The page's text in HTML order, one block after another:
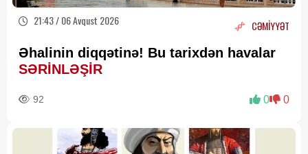
21:43 / 06 Avqust 2026 CƏMİYYƏT
Əhalinin diqqətinə! Bu tarixdən havalar
SƏRİNLƏŞİR
92 0 0